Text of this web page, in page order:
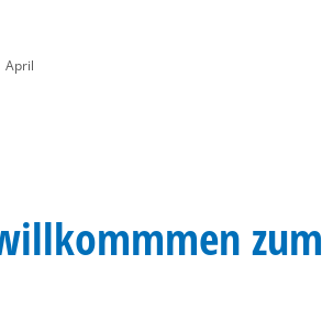
April
zum